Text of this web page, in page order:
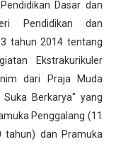
ke OSN tingkat
Dasar dan
Pendidikan dan
tahun 2014 tentang
Ekstrakurikuler
dari Praja Muda
Berkarya" yang
Penggalang (11
dan Pramuka